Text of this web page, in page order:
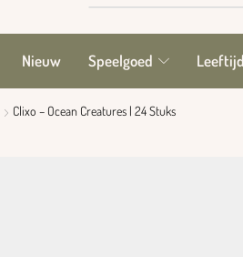
Nieuw Speelgoed Leeftijd
Clixo – Ocean Creatures | 24 Stuks